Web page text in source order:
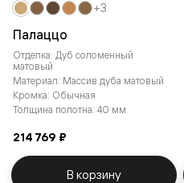
Палаццо
Отделка: Дуб соломенный
матовый
Материал: Массив дуба матовый
Кромка: Обычная
Толщина полотна: 40 мм
214 769 ₽
+3
В корзину